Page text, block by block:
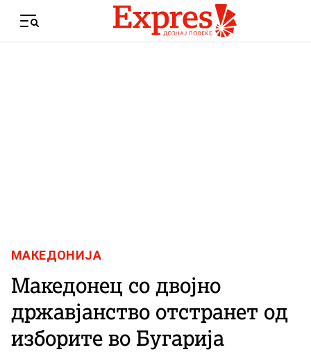
Menu
МАКЕДОНИЈА
Македонец со двојно
државјанство отстранет од
изборите во Бугарија